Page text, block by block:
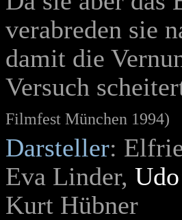
verabreden sie
damit die
Versuch
Filmfest München 1994)
Darsteller:
Eva Linder,
Kurt Hübner